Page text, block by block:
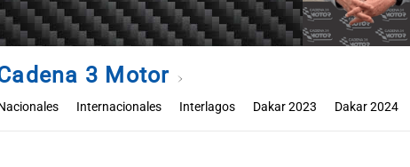
3 Motor
Internacionales Interlagos Dakar 2023 Dakar 2024